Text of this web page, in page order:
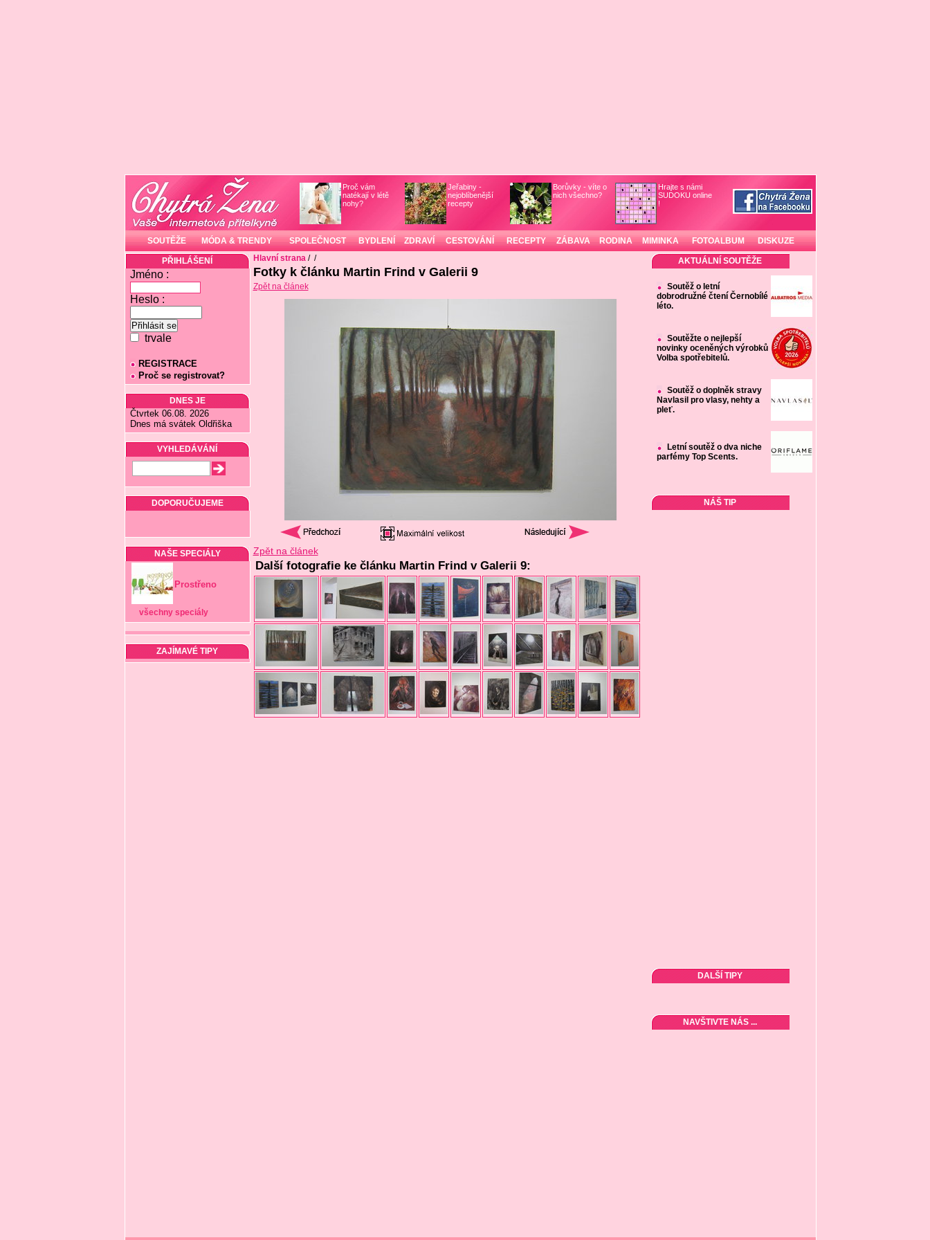
Proč vám
natékají v létě
nohy?
Jeřabiny -
nejoblíbenější
recepty
Borůvky - víte o
nich všechno?
Hrajte s námi
SUDOKU online
!
SOUTĚŽE MÓDA & TRENDY SPOLEČNOST BYDLENÍ ZDRAVÍ CESTOVÁNÍ RECEPTY ZÁBAVA RODINA MIMINKA FOTOALBUM DISKUZE
PŘIHLÁŠENÍ
Jméno :
Heslo :
trvale
REGISTRACE
Proč se registrovat?
DNES JE
Čtvrtek 06.08. 2026
Dnes má svátek Oldřiška
VYHLEDÁVÁNÍ
DOPORUČUJEME
NAŠE SPECIÁLY
Prostřeno
všechny speciály
ZAJÍMAVÉ TIPY
Hlavní strana/ /
Fotky k článku Martin Frind v Galerii 9
Zpět na článek
Zpět na článek
Další fotografie ke článku Martin Frind v Galerii 9:
AKTUÁLNÍ SOUTĚŽE
Soutěž o letní
dobrodružné čtení Černobílé
léto.
Soutěžte o nejlepší
novinky oceněných výrobků
Volba spotřebitelů.
Soutěž o doplněk stravy
Navlasil pro vlasy, nehty a
pleť.
Letní soutěž o dva niche
parfémy Top Scents.
NÁŠ TIP
DALŠÍ TIPY
NAVŠTIVTE NÁS ...